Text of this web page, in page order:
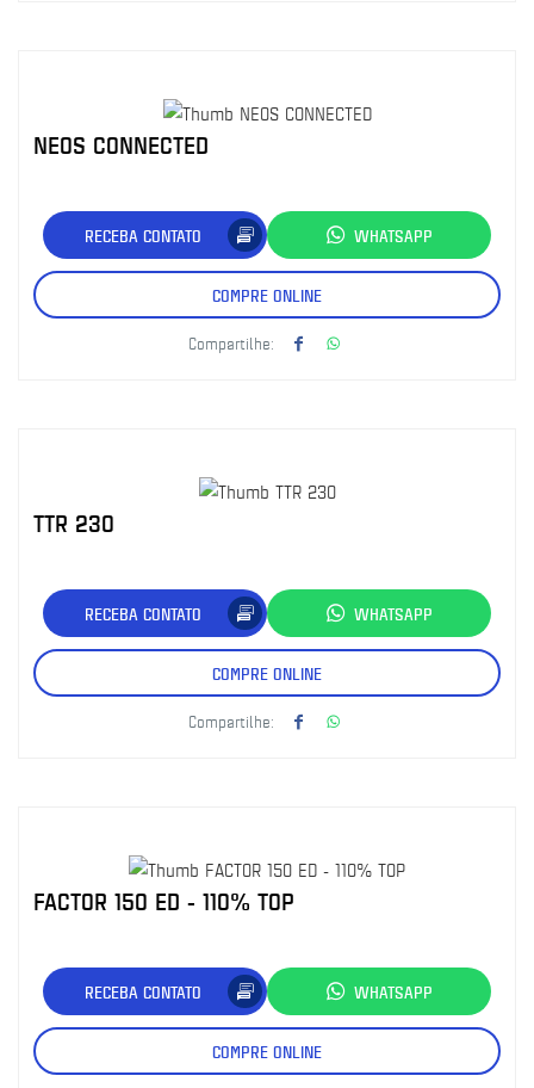
NEOS CONNECTED
RECEBA CONTATO WHATSAPP
COMPRE ONLINE
Compartilhe:
TTR 230
RECEBA CONTATO WHATSAPP
COMPRE ONLINE
Compartilhe:
FACTOR 150 ED - 110% TOP
RECEBA CONTATO WHATSAPP
COMPRE ONLINE